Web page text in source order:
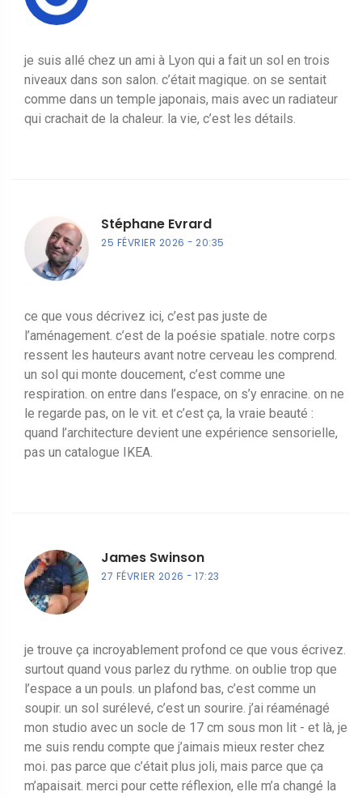
je suis allé chez un ami à Lyon qui a fait un sol en trois
niveaux dans son salon. c’était magique. on se sentait
comme dans un temple japonais, mais avec un radiateur
qui crachait de la chaleur. la vie, c’est les détails.
Stéphane Evrard
25 FÉVRIER 2026 20:35
ce que vous décrivez ici, c’est pas juste de
l’aménagement. c’est de la poésie spatiale. notre corps
ressent les hauteurs avant notre cerveau les comprend.
un sol qui monte doucement, c’est comme une
respiration. on entre dans l’espace, on s’y enracine. on ne
le regarde pas, on le vit. et c’est ça, la vraie beauté :
quand l’architecture devient une expérience sensorielle,
pas un catalogue IKEA.
James Swinson
27 FÉVRIER 2026 17:23
je trouve ça incroyablement profond ce que vous écrivez.
surtout quand vous parlez du rythme. on oublie trop que
l’espace a un pouls. un plafond bas, c’est comme un
soupir. un sol surélevé, c’est un sourire. j’ai réaménagé
mon studio avec un socle de 17 cm sous mon lit - et là, je
me suis rendu compte que j’aimais mieux rester chez
moi. pas parce que c’était plus joli, mais parce que ça
m’apaisait. merci pour cette réflexion, elle m’a changé la